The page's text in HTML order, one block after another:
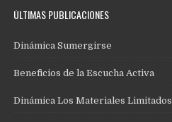
ÚLTIMAS PUBLICACIONES
Dinámica Sumergirse
Beneficios de la Escucha Activa
Dinámica Los Materiales Limitados